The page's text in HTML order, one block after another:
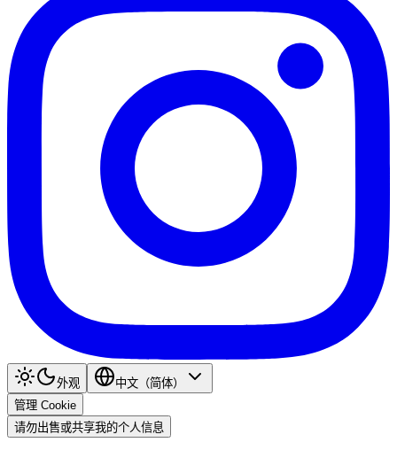
外观
中文（简体）
管理 Cookie
请勿出售或共享我的个人信息